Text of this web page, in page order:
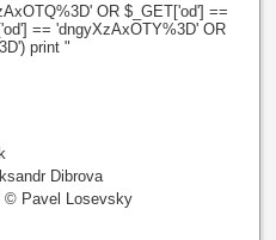
OR $_GET['od'] ==
== 'dngyXzAxOTY%3D' OR
print "
Dibrova
© Pavel Losevsky